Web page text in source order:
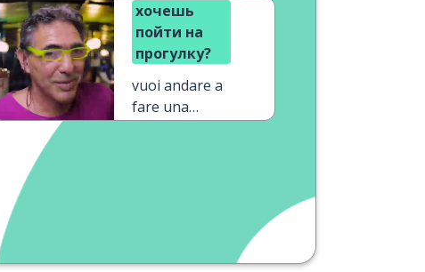
хочешь
пойти на
прогулку?
vuoi andare a
fare una